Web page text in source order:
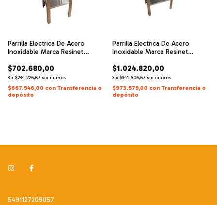
Parrilla Electrica De Acero
Inoxidable Marca Resinet
$702.680,00
3 x $234.226,67 sin interés
$667.546,00 con Transferencia o
depósito
Parrilla Electrica De Acero
Inoxidable Marca Resinet
$1.024.820,00
3 x $341.606,67 sin interés
$973.579,00 con Transferencia o
depósito
5491127209057